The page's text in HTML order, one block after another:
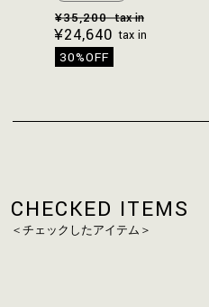
¥35,200 tax in
¥24,640 tax in
30%OFF
CHECKED ITEMS
＜チェックしたアイテム＞